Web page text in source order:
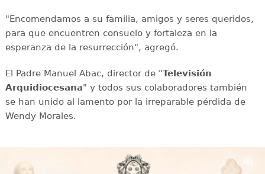
"Encomendamos a su familia, amigos y seres queridos,
para que encuentren consuelo y fortaleza en la
esperanza de la resurrección", agregó.
El Padre Manuel Abac, director de "Televisión
Arquidiocesana" y todos sus colaboradores también
se han unido al lamento por la irreparable pérdida de
Wendy Morales.